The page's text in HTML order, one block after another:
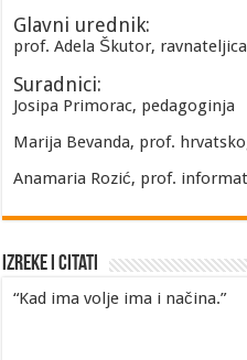
Glavni urednik:
prof. Adela Škutor,
Suradnici:
Josipa Primorac, pedagoginja
Marija Bevanda, prof.
Anamaria Rozić, prof.
Izreke i Citati
“Kad ima volje ima i načina.”